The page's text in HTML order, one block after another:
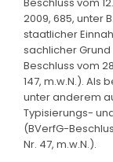
2009, 685, unter
staatlicher
sachlicher
Beschluss vom
147, m.w.N.).
unter anderem
Typisierungs-
(BVerfG-
Nr. 47, m.w.N.).